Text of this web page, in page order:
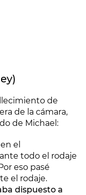
de
de la cámara,
de Michael:
el
todo el rodaje
eso pasé
el rodaje.
dispuesto a